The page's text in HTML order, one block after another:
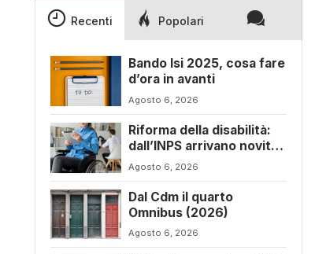
Recenti Popolari
Bando Isi 2025, cosa fare
d’ora in avanti
Agosto 6, 2026
Riforma della disabilità:
dall’INPS arrivano novità
sul progetto di vita
Agosto 6, 2026
Dal Cdm il quarto
Omnibus (2026)
Agosto 6, 2026